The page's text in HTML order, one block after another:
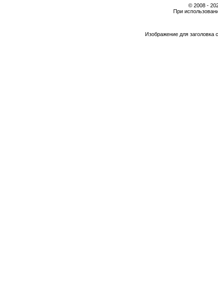
© 2008 -
При
Изображение для